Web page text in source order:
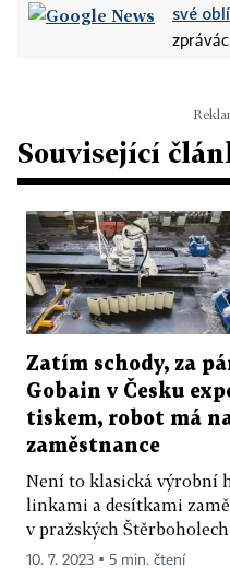
své
Související
Zatím schody, za
Gobain v Česku
tiskem, robot má
zaměstnance
Není to klasická výrobní
linkami a desítkami
v pražských
10. 7. 2023 ▪ 5 min. čtení